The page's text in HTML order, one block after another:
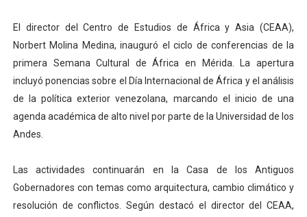
Fundecem inició con éxito el taller vacacional de
El Lactario del Iahula celebra la Semana Mundial de la
Plan Vacacional "Venezuela Ríe 2026" brinda
Inicia el plan vacacional Venezuela Renace en el
El director del Centro de Estudios de África y Asia (CEAA),
Norbert Molina Medina, inauguró el ciclo de conferencias de la
primera Semana Cultural de África en Mérida. La apertura
incluyó ponencias sobre el Día Internacional de África y el análisis
de la política exterior venezolana, marcando el inicio de una
agenda académica de alto nivel por parte de la Universidad de los
Andes.
Las actividades continuarán en la Casa de los Antiguos
Gobernadores con temas como arquitectura, cambio climático y
resolución de conflictos. Según destacó el director del CEAA,